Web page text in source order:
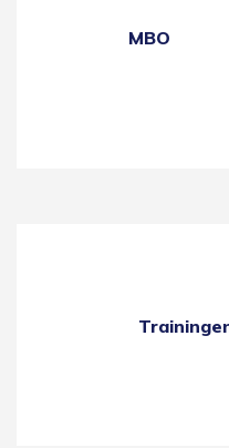
MBO